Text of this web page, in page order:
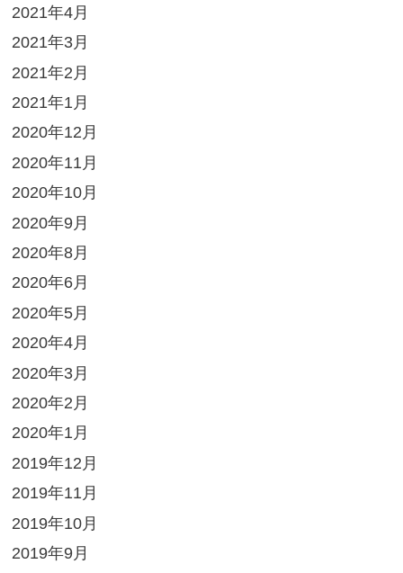
2021年4月
2021年3月
2021年2月
2021年1月
2020年12月
2020年11月
2020年10月
2020年9月
2020年8月
2020年6月
2020年5月
2020年4月
2020年3月
2020年2月
2020年1月
2019年12月
2019年11月
2019年10月
2019年9月